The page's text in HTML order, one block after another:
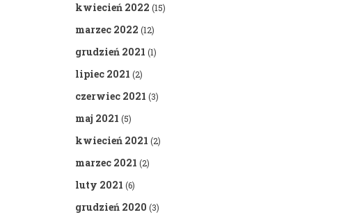
kwiecień 2022 (15)
marzec 2022 (12)
grudzień 2021 (1)
lipiec 2021 (2)
czerwiec 2021 (3)
maj 2021 (5)
kwiecień 2021 (2)
marzec 2021 (2)
luty 2021 (6)
grudzień 2020 (3)